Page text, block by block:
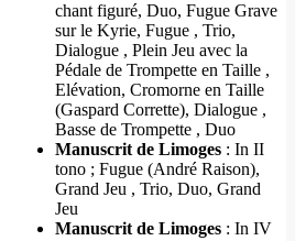
chant figuré, Duo, Fugue Grave
sur le Kyrie, Fugue , Trio,
Dialogue , Plein Jeu avec la
Pédale de Trompette en Taille ,
Elévation, Cromorne en Taille
(Gaspard Corrette), Dialogue ,
Basse de Trompette , Duo
Manuscrit de Limoges : In II
tono ; Fugue (André Raison),
Grand Jeu , Trio, Duo, Grand
Jeu
Manuscrit de Limoges : In IV